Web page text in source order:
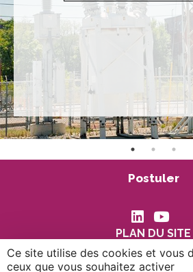
Postuler
PLAN DU SITE
MENTIONS
POLITIQUE DE GESTION
Ce site utilise des cookies et vous
ceux que vous souhaitez activer